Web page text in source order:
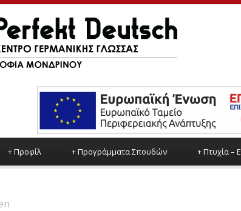
Προφίλ
+ Πρoγράμματα Σπουδών
+ Πτυχία –
+